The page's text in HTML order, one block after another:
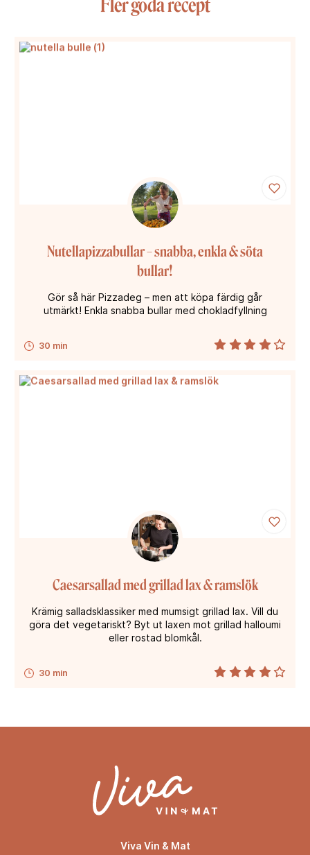
Fler goda recept
30 min
Nutellapizzabullar – snabba, enkla & söta
bullar!
Gör så här Pizzadeg – men att köpa färdig går
utmärkt! Enkla snabba bullar med chokladfyllning
30 min
Caesarsallad med grillad lax & ramslök
Krämig salladsklassiker med mumsigt grillad lax. Vill du
göra det vegetariskt? Byt ut laxen mot grillad halloumi
eller rostad blomkål.
Viva Vin & Mat